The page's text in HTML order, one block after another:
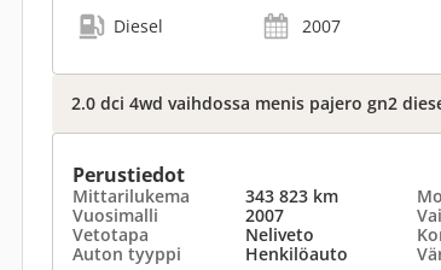
Diesel 2007
2.0 dci 4wd vaihdossa menis pajero gn2
Perustiedot
Mittarilukema 343 823 km
Vuosimalli
2007
Vetotapa
Neliveto
Auton tyyppi
Henkilöauto